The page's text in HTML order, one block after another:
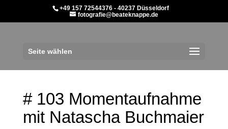
+49 157 72544376 - 40237 Düsseldorf
fotografie@beateknappe.de
Seite wählen
# 103 Momentaufnahme
mit Natascha Buchmaier